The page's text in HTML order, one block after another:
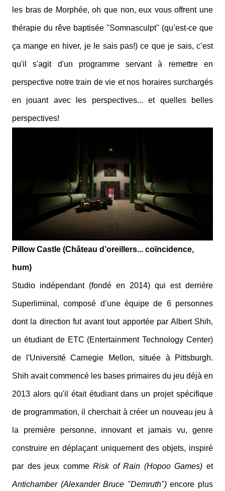
les bras de Morphée, oh que non, eux vous offrent une
thérapie du rêve baptisée ''Somnasculpt'' (qu’est-ce que
ça mange en hiver, je le sais pas!) ce que je sais, c’est
qu'il s'agit d'un programme servant à remettre en
perspective notre train de vie et nos horaires surchargés
en jouant avec les perspectives... et quelles belles
perspectives!
Pillow Castle (Château d’oreillers... coïncidence,
hum)
Studio indépendant (fondé en 2014) qui est derrière
Superliminal, composé d’une équipe de 6 personnes
dont la direction fut avant tout apportée par Albert Shih,
un étudiant de ETC (Entertainment Technology Center)
de l'Université Carnegie Mellon, située à Pittsburgh.
Shih avait commencé les bases primaires du jeu déjà en
2013 alors qu'il était étudiant dans un projet spécifique
de programmation, il cherchait à créer un nouveau jeu à
la première personne, innovant et jamais vu, genre
construire en déplaçant uniquement des objets, inspiré
par des jeux commeRisk of Rain (Hopoo Games)et
Antichamber (Alexander Bruce "Demruth")encore plus